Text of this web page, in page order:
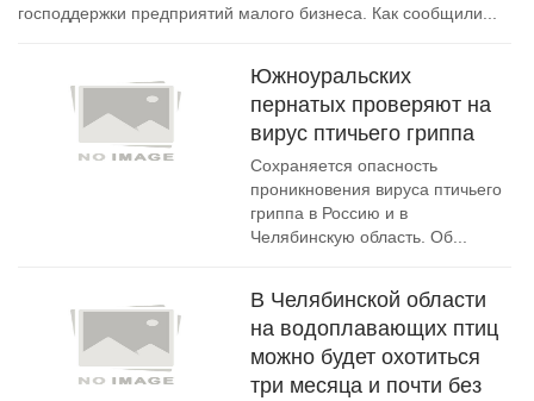
господдержки предприятий малого бизнеса. Как сообщили...
Южноуральских
пернатых проверяют на
вирус птичьего гриппа
Сохраняется опасность
проникновения вируса птичьего
гриппа в Россию и в
Челябинскую область. Об...
В Челябинской области
на водоплавающих птиц
можно будет охотиться
три месяца и почти без